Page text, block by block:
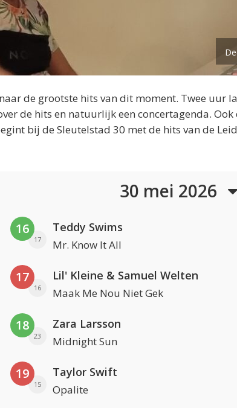
de grootste hits van dit moment. Twee uur
de hits en natuurlijk een concertagenda. Ook
bij de Sleutelstad 30 met de hits van de
30 mei 2026
16
17
Teddy Swims
Mr. Know It All
17
16
Lil' Kleine & Samuel Welten
Maak Me Nou Niet Gek
18
23
Zara Larsson
Midnight Sun
19
15
Taylor Swift
Opalite